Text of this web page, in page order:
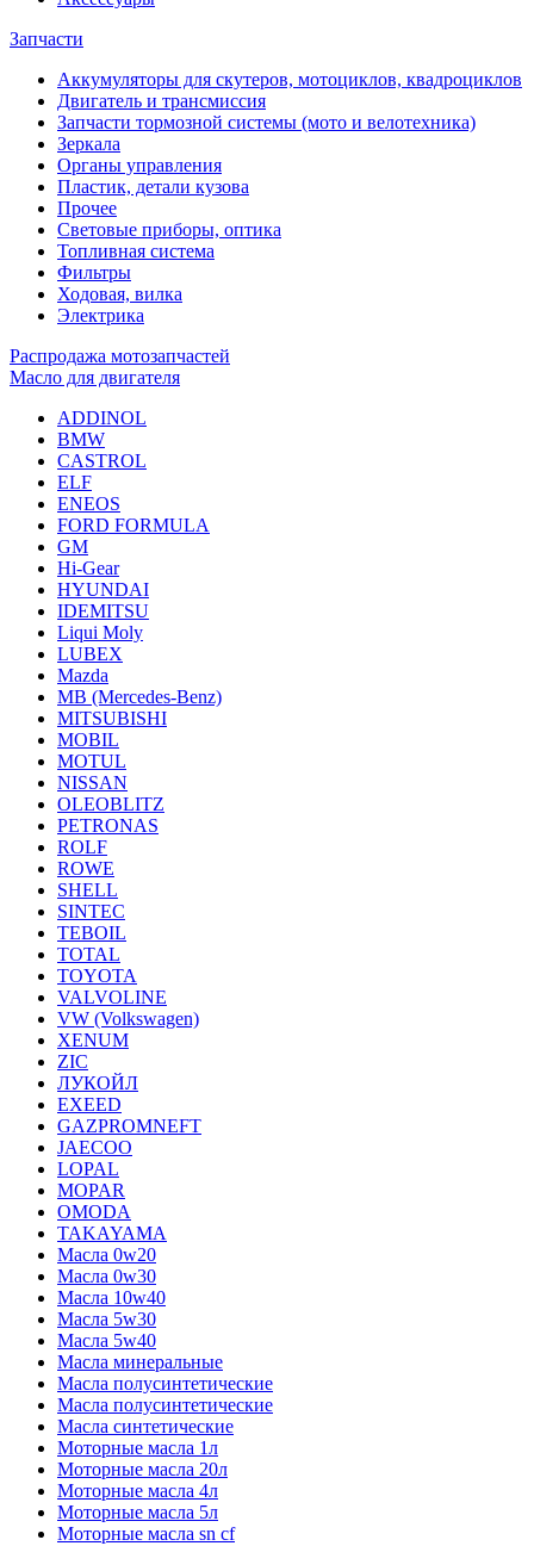
Запчасти
Аккумуляторы для скутеров, мотоциклов, квадроциклов
Двигатель и трансмиссия
Запчасти тормозной системы (мото и велотехника)
Зеркала
Органы управления
Пластик, детали кузова
Прочее
Световые приборы, оптика
Топливная система
Фильтры
Ходовая, вилка
Электрика
Распродажа мотозапчастей
Масло для двигателя
ADDINOL
BMW
CASTROL
ELF
ENEOS
FORD FORMULA
GM
Hi-Gear
HYUNDAI
IDEMITSU
Liqui Moly
LUBEX
Mazda
MB (Mercedes-Вenz)
MITSUBISHI
MOBIL
MOTUL
NISSAN
OLEOBLITZ
PETRONAS
ROLF
ROWE
SHELL
SINTEC
TEBOIL
TOTAL
TOYOTA
VALVOLINE
VW (Volkswagen)
XENUM
ZIC
ЛУКОЙЛ
EXEED
GAZPROMNEFT
JAECOO
LOPAL
MOPAR
OMODA
TAKAYAMA
Масла 0w20
Масла 0w30
Масла 10w40
Масла 5w30
Масла 5w40
Масла минеральные
Масла полусинтетические
Масла полусинтетические
Масла синтетические
Моторные масла 1л
Моторные масла 20л
Моторные масла 4л
Моторные масла 5л
Моторные масла sn cf